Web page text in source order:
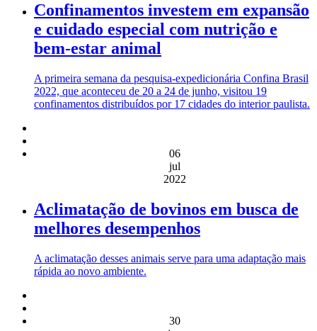
Confinamentos investem em expansão
e cuidado especial com nutrição e
bem-estar animal
A primeira semana da pesquisa-expedicionária Confina Brasil
2022, que aconteceu de 20 a 24 de junho, visitou 19
confinamentos distribuídos por 17 cidades do interior paulista.
06
jul
2022
Aclimatação de bovinos em busca de
melhores desempenhos
A aclimatação desses animais serve para uma adaptação mais
rápida ao novo ambiente.
30